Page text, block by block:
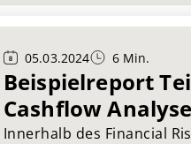
und zeigen auf, welche
dieser Betrachtung
05.03.2024 6 Min.
Beispielreport
Cashflow Analyse
Innerhalb des Financial